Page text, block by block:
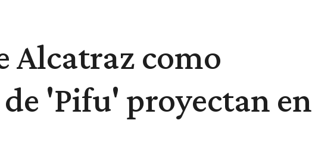
Alcatraz como
'Pifu' proyectan en